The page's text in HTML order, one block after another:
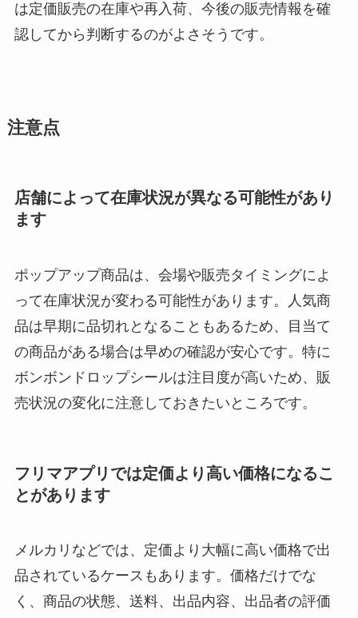
は定価販売の在庫や再入荷、今後の販売情報を確
認してから判断するのがよさそうです。
注意点
店舗によって在庫状況が異なる可能性があり
ます
ポップアップ商品は、会場や販売タイミングによ
って在庫状況が変わる可能性があります。人気商
品は早期に品切れとなることもあるため、目当て
の商品がある場合は早めの確認が安心です。特に
ボンボンドロップシールは注目度が高いため、販
売状況の変化に注意しておきたいところです。
フリマアプリでは定価より高い価格になるこ
とがあります
メルカリなどでは、定価より大幅に高い価格で出
品されているケースもあります。価格だけでな
く、商品の状態、送料、出品内容、出品者の評価